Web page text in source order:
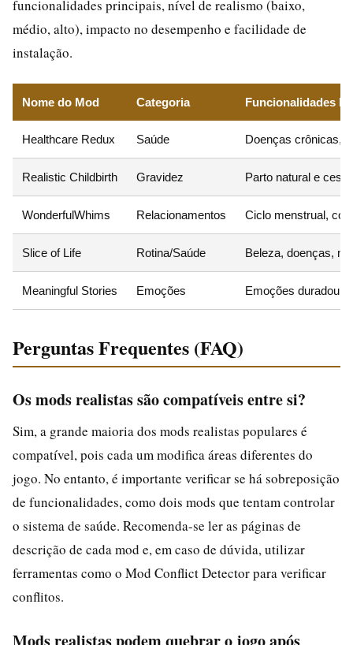
funcionalidades principais, nível de realismo (baixo,
médio, alto), impacto no desempenho e facilidade de
instalação.
Nome do Mod Categoria Funcionalidades
Healthcare Redux Saúde Doenças crônicas,
Realistic Childbirth Gravidez Parto natural e
WonderfulWhims Relacionamentos Ciclo menstrual,
Slice of Life Rotina/Saúde Beleza, doenças,
Meaningful Stories Emoções Emoções
Perguntas Frequentes (FAQ)
Os mods realistas são compatíveis entre si?
Sim, a grande maioria dos mods realistas populares é
compatível, pois cada um modifica áreas diferentes do
jogo. No entanto, é importante verificar se há sobreposição
de funcionalidades, como dois mods que tentam controlar
o sistema de saúde. Recomenda-se ler as páginas de
descrição de cada mod e, em caso de dúvida, utilizar
ferramentas como o Mod Conflict Detector para verificar
conflitos.
Mods realistas podem quebrar o jogo após